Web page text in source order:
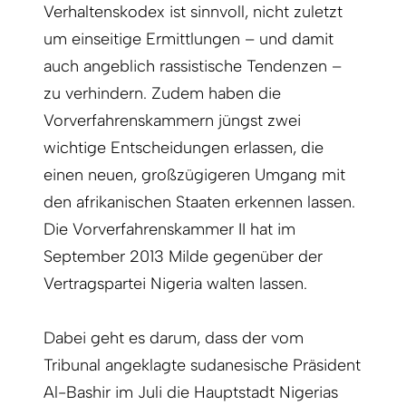
Verhaltenskodex ist sinnvoll, nicht zuletzt
um einseitige Ermittlungen – und damit
auch angeblich rassistische Tendenzen –
zu verhindern. Zudem haben die
Vorverfahrenskammern jüngst zwei
wichtige Entscheidungen erlassen, die
einen neuen, großzügigeren Umgang mit
den afrikanischen Staaten erkennen lassen.
Die Vorverfahrenskammer II hat im
September 2013 Milde gegenüber der
Vertragspartei Nigeria walten lassen.
Dabei geht es darum, dass der vom
Tribunal angeklagte sudanesische Präsident
Al-Bashir im Juli die Hauptstadt Nigerias